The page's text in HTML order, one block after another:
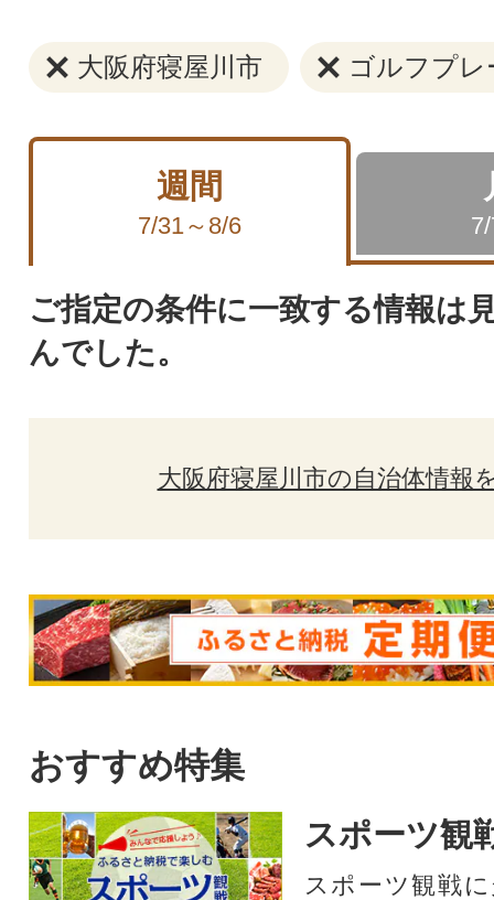
大阪府寝屋川市 ゴルフプレ
週間
7/31～8/6
ご指定の条件に一致する情報は
んでした。
大阪府寝屋川市の自治体情報
おすすめ特集
スポーツ観
スポーツ観戦